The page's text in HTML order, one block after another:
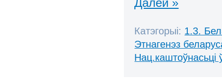
Катэгорыі: 1.3.
Этнагенэз
Нац.каштоўнасьці